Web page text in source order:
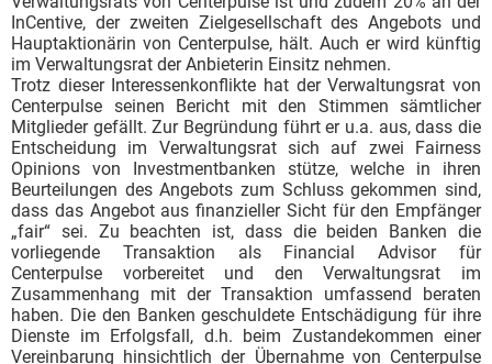
InCentive, der zweiten Zielgesellschaft des Angebots und
Hauptaktionärin von Centerpulse, hält. Auch er wird künftig
im Verwaltungsrat der Anbieterin Einsitz nehmen.
Trotz dieser Interessenkonflikte hat der Verwaltungsrat von
Centerpulse seinen Bericht mit den Stimmen sämtlicher
Mitglieder gefällt. Zur Begründung führt er u.a. aus, dass die
Entscheidung im Verwaltungsrat sich auf zwei Fairness
Opinions von Investmentbanken stütze, welche in ihren
Beurteilungen des Angebots zum Schluss gekommen sind,
dass das Angebot aus finanzieller Sicht für den Empfänger
„fair“ sei. Zu beachten ist, dass die beiden Banken die
vorliegende Transaktion als Financial Advisor für
Centerpulse vorbereitet und den Verwaltungsrat im
Zusammenhang mit der Transaktion umfassend beraten
haben. Die den Banken geschuldete Entschädigung für ihre
Dienste im Erfolgs­fall, d.h. beim Zustandekommen einer
Vereinbarung hinsichtlich der Übernahme von Centerpulse